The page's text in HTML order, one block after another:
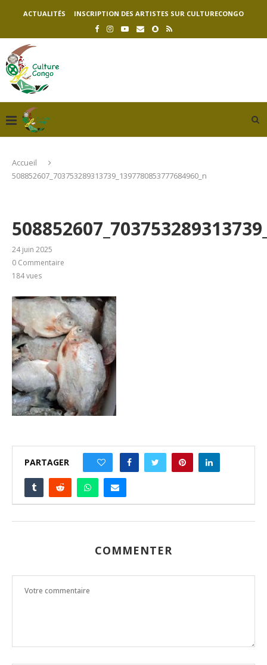
ACTUALITÉS INSCRIPTION DES ARTISTES SUR CULTURECONGO
Accueil
508852607_703753289313739_1397780853777684960_n
24 juin 2025
0 Commentaire
184vues
PARTAGER
COMMENTER